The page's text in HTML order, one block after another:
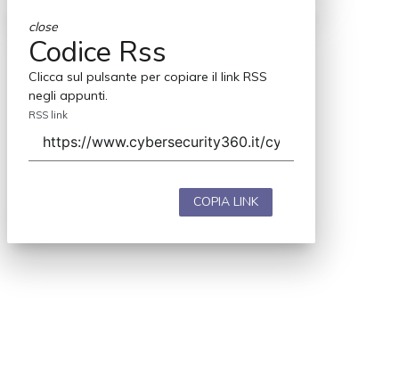
close
Codice Rss
Clicca sul pulsante per copiare il link RSS
negli appunti.
RSS link
COPIA LINK